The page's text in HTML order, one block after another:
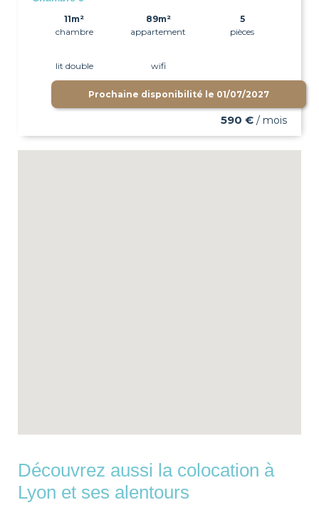
11m²
chambre
89m²
appartement
5
pièces
lit double wifi
Prochaine disponibilité le 01/07/2027
590 € / mois
Découvrez aussi la colocation à
Lyon et ses alentours